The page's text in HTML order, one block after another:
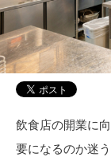
飲食店の開業に
要になるのか迷